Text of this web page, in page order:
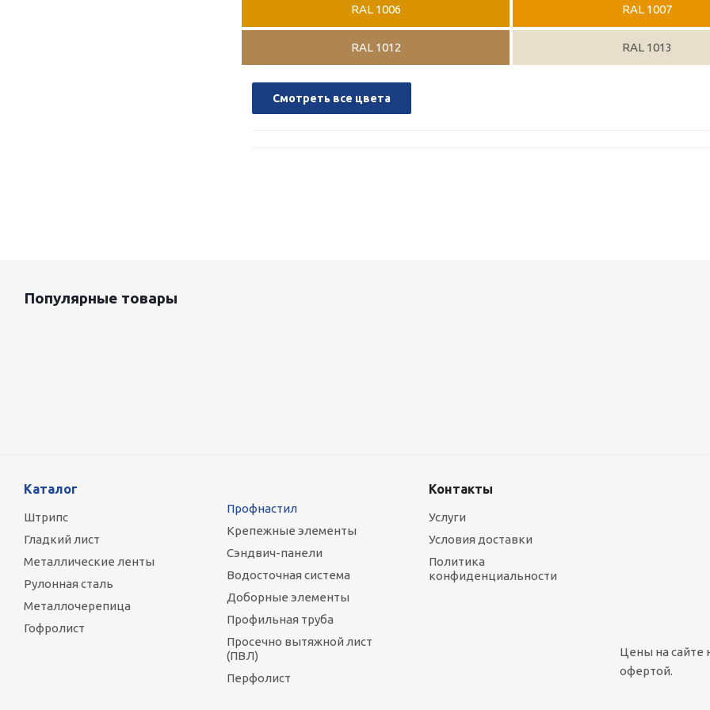
RAL 1006 RAL 1007
RAL 1012 RAL 1013
Смотреть все цвета
Популярные товары
Каталог
Штрипс
Гладкий лист
Металлические ленты
Рулонная сталь
Металлочерепица
Гофролист
Профнастил
Крепежные элементы
Сэндвич-панели
Водосточная система
Доборные элементы
Профильная труба
Просечно вытяжной лист
(ПВЛ)
Перфолист
Контакты
Услуги
Условия доставки
Политика
конфиденциальности
Цены на сайте
офертой.